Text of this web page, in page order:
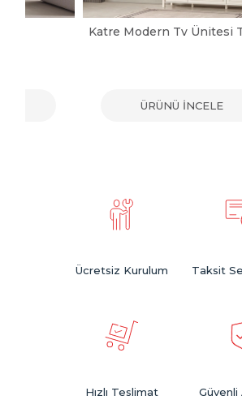
Katre Modern Tv Ünitesi
ÜRÜNÜ İNCELE
Ücretsiz Kurulum Taksit
Hızlı Teslimat Güvenli